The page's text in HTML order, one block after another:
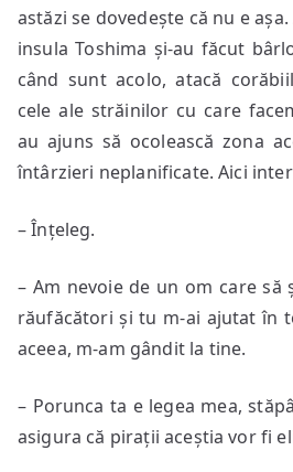
astăzi se dovedește că nu e
insula Toshima și-au făcut
când sunt acolo, atacă
cele ale străinilor cu care
au ajuns să ocolească zona
întârzieri neplanificate. Aici
– Înțeleg.
– Am nevoie de un om care să
răufăcători și tu m-ai ajutat în
aceea, m-am gândit la tine.
– Porunca ta e legea mea,
asigura că pirații aceștia vor fi